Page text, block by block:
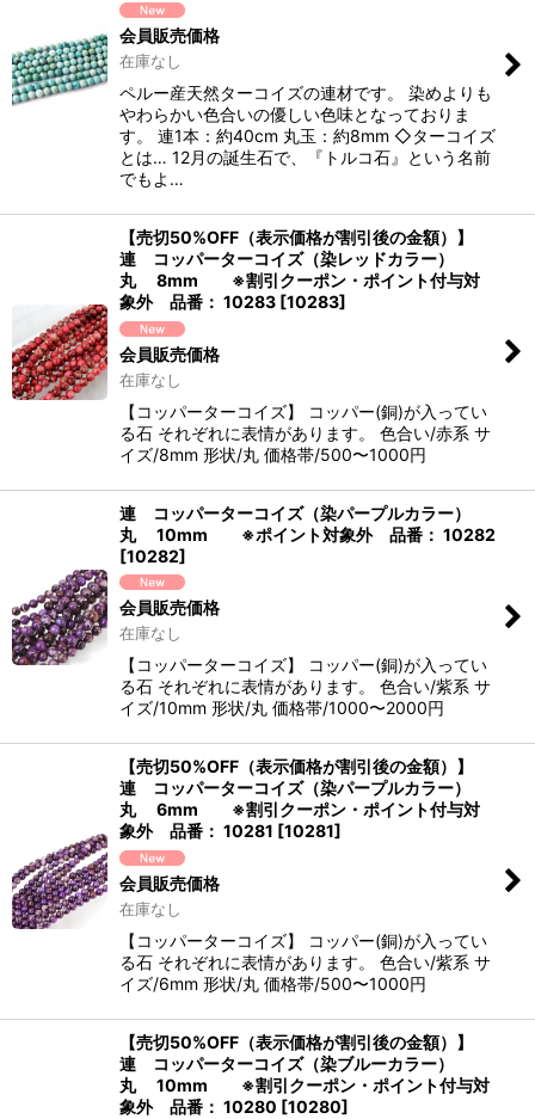
会員販売価格
在庫なし
ペルー産天然ターコイズの連材です。 染めよりも
やわらかい色合いの優しい色味となっておりま
す。 連1本：約40cm 丸玉：約8mm ◇ターコイズ
とは… 12月の誕生石で、『トルコ石』という名前
でもよ…
【売切50%OFF（表示価格が割引後の金額）】
連 コッパーターコイズ（染レッドカラー）
丸 8mm ※割引クーポン・ポイント付与対
象外 品番： 10283 [10283]
会員販売価格
在庫なし
【コッパーターコイズ】 コッパー(銅)が入ってい
る石 それぞれに表情があります。 色合い/赤系 サ
イズ/8mm 形状/丸 価格帯/500〜1000円
連 コッパーターコイズ（染パープルカラー）
丸 10mm ※ポイント対象外 品番： 10282
[10282]
会員販売価格
在庫なし
【コッパーターコイズ】 コッパー(銅)が入ってい
る石 それぞれに表情があります。 色合い/紫系 サ
イズ/10mm 形状/丸 価格帯/1000〜2000円
【売切50%OFF（表示価格が割引後の金額）】
連 コッパーターコイズ（染パープルカラー）
丸 6mm ※割引クーポン・ポイント付与対
象外 品番： 10281 [10281]
会員販売価格
在庫なし
【コッパーターコイズ】 コッパー(銅)が入ってい
る石 それぞれに表情があります。 色合い/紫系 サ
イズ/6mm 形状/丸 価格帯/500〜1000円
【売切50%OFF（表示価格が割引後の金額）】
連 コッパーターコイズ（染ブルーカラー）
丸 10mm ※割引クーポン・ポイント付与対
象外 品番： 10280 [10280]